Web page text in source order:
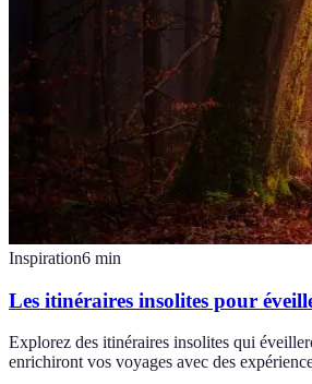
Inspiration6 min
Les itinéraires insolites pour
Explorez des itinéraires insolites qui
enrichiront vos voyages avec des